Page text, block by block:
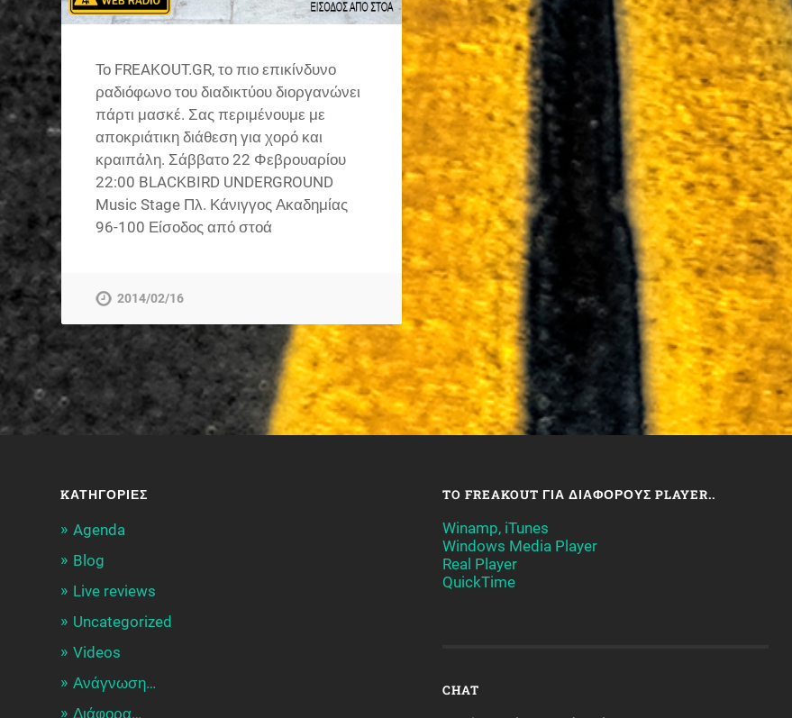
Το FREAKOUT.GR, το πιο επικίνδυνο
ραδιόφωνο του διαδικτύου διοργανώνει
πάρτι μασκέ. Σας περιμένουμε με
αποκριάτικη διάθεση για χορό και
κραιπάλη. Σάββατο 22 Φεβρουαρίου
22:00 BLACKBIRD UNDERGROUND
Music Stage Πλ. Κάνιγγος Ακαδημίας
96-100 Είσοδος από στοά
2014/02/16
KΑΤΗΓΟΡΊΕΣ
Agenda
Blog
Live reviews
Uncategorized
Videos
Ανάγνωση…
Διάφορα…
TO FREAKOUT ΓΙΑ ΔΙΆΦΟΡΟΥΣ PLAYER..
Winamp, iTunes
Windows Media Player
Real Player
QuickTime
CHAT